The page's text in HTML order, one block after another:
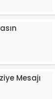
Mesajı